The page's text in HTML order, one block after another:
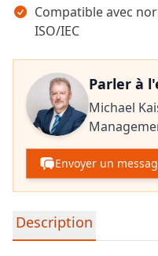
Compatible avec
ISO/IEC
Parler à
Michael
Envoyer un
Informations détaillées
Description